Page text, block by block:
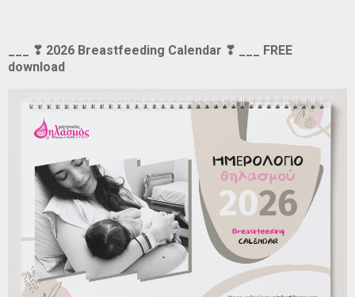
___ ❣ 2026 Breastfeeding Calendar ❣ ___ FREE
download